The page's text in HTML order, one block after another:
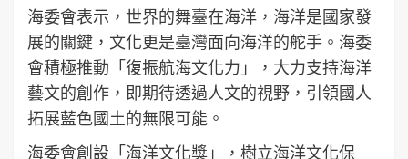
海委會表示，世界的舞臺在海洋，海洋是國家發
展的關鍵，文化更是臺灣面向海洋的舵手。海委
會積極推動「復振航海文化力」，大力支持海洋
藝文的創作，即期待透過人文的視野，引領國人
拓展藍色國土的無限可能。
海委會創設「海洋文化獎」，樹立海洋文化保